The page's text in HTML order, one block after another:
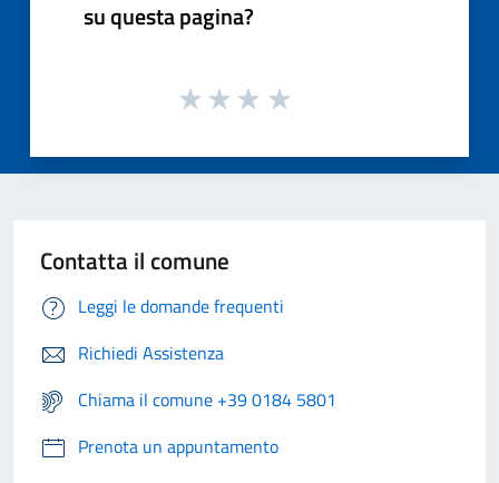
su questa pagina?
Contatta il comune
Leggi le domande frequenti
Richiedi Assistenza
Chiama il comune +39 0184 5801
Prenota un appuntamento